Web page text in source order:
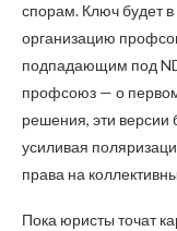
спорам. Ключ будет
организацию
подпадающим под
профсоюз — о
решения, эти версии
усиливая
права на
Пока юристы точат